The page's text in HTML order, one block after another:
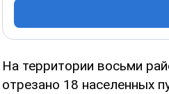
На территории восьми
отрезано 18 населенных